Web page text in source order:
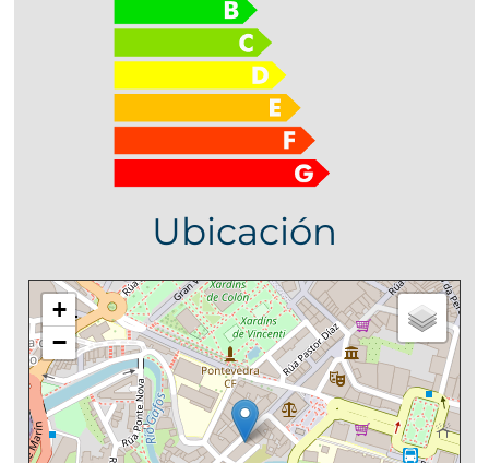
Ubicación
+
−